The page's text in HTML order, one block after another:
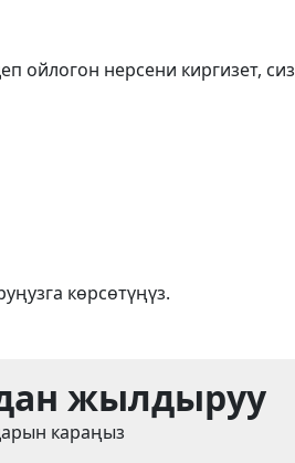
ойлогон нерсени киргизет, сиз
көрсөтүңүз.
жылдыруу
караңыз